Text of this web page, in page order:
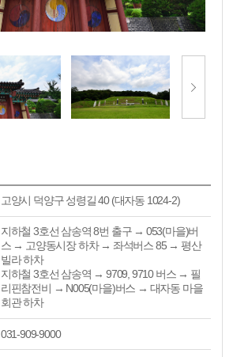
고양시 덕양구 성령길 40 (대자동 1024-2)
지하철 3호선 삼송역 8번 출구 → 053(마을)버
스 → 고양동시장 하차 → 좌석버스 85 → 평산
빌라 하차
지하철 3호선 삼송역 → 9709, 9710 버스 → 필
리핀참전비 → N005(마을)버스 → 대자동 마을
회관 하차
031-909-9000